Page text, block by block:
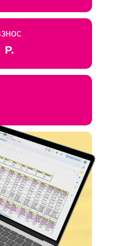
Р.